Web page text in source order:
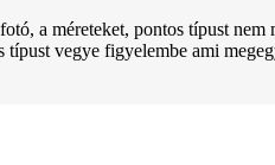
a méreteket, pontos típust nem
típust vegye figyelembe ami